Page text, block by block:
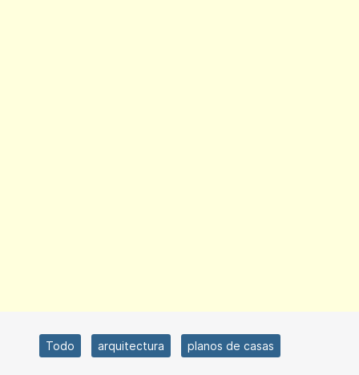
Todo arquitectura planos de casas